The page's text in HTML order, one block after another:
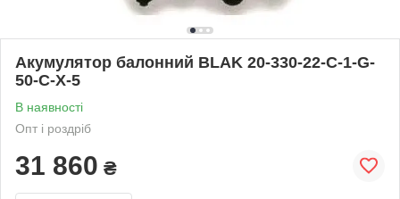
Акумулятор балонний BLAK 20-330-22-C-1-G-
50-C-X-5
В наявності
Опт і роздріб
31 860 ₴